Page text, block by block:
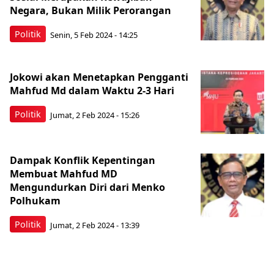
Politik
Negara, Bukan Milik Perorangan
Senin, 5 Feb 2024 - 14:25
Politik
Jokowi akan Menetapkan Pengganti
Mahfud Md dalam Waktu 2-3 Hari
Jumat, 2 Feb 2024 - 15:26
Politik
Dampak Konflik Kepentingan
Membuat Mahfud MD
Mengundurkan Diri dari Menko
Polhukam
Jumat, 2 Feb 2024 - 13:39